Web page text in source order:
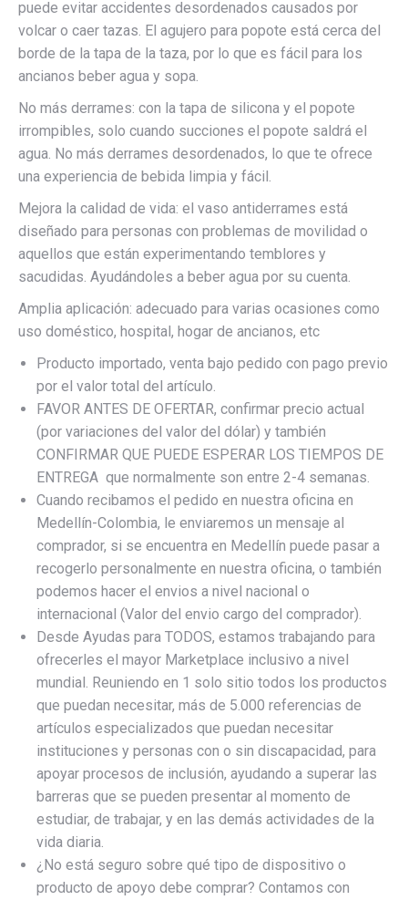
puede evitar accidentes desordenados causados por
volcar o caer tazas. El agujero para popote está cerca del
borde de la tapa de la taza, por lo que es fácil para los
ancianos beber agua y sopa.
No más derrames: con la tapa de silicona y el popote
irrompibles, solo cuando succiones el popote saldrá el
agua. No más derrames desordenados, lo que te ofrece
una experiencia de bebida limpia y fácil.
Mejora la calidad de vida: el vaso antiderrames está
diseñado para personas con problemas de movilidad o
aquellos que están experimentando temblores y
sacudidas. Ayudándoles a beber agua por su cuenta.
Amplia aplicación: adecuado para varias ocasiones como
uso doméstico, hospital, hogar de ancianos, etc
Producto importado, venta bajo pedido con pago previo
por el valor total del artículo.
FAVOR ANTES DE OFERTAR, confirmar precio actual
(por variaciones del valor del dólar) y también
CONFIRMAR QUE PUEDE ESPERAR LOS TIEMPOS DE
ENTREGA que normalmente son entre 2-4 semanas.
Cuando recibamos el pedido en nuestra oficina en
Medellín-Colombia, le enviaremos un mensaje al
comprador, si se encuentra en Medellín puede pasar a
recogerlo personalmente en nuestra oficina, o también
podemos hacer el envios a nivel nacional o
internacional (Valor del envio cargo del comprador).
Desde Ayudas para TODOS, estamos trabajando para
ofrecerles el mayor Marketplace inclusivo a nivel
mundial. Reuniendo en 1 solo sitio todos los productos
que puedan necesitar, más de 5.000 referencias de
artículos especializados que puedan necesitar
instituciones y personas con o sin discapacidad, para
apoyar procesos de inclusión, ayudando a superar las
barreras que se pueden presentar al momento de
estudiar, de trabajar, y en las demás actividades de la
vida diaria.
¿No está seguro sobre qué tipo de dispositivo o
producto de apoyo debe comprar? Contamos con